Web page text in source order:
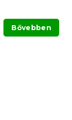
Bővebben